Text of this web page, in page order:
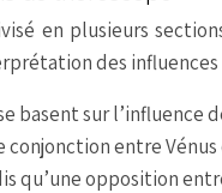
en plusieurs
des
basent sur l’influence
conjonction entre
qu’une opposition